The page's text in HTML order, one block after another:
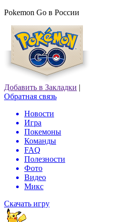
Pokemon Go в России
Добавить в Закладки |
Обратная связь
Новости
Игра
Покемоны
Команды
FAQ
Полезности
Фото
Видео
Микс
Скачать игру